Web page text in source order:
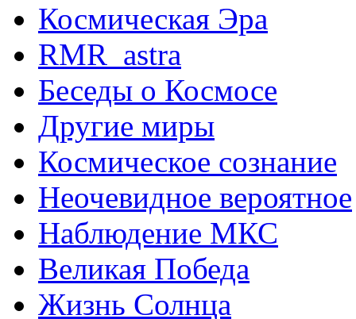
Космическая Эра
RMR_astra
Беседы о Космосе
Другие миры
Космическое сознание
Неочевидное вероятное
Наблюдение МКС
Великая Победа
Жизнь Солнца